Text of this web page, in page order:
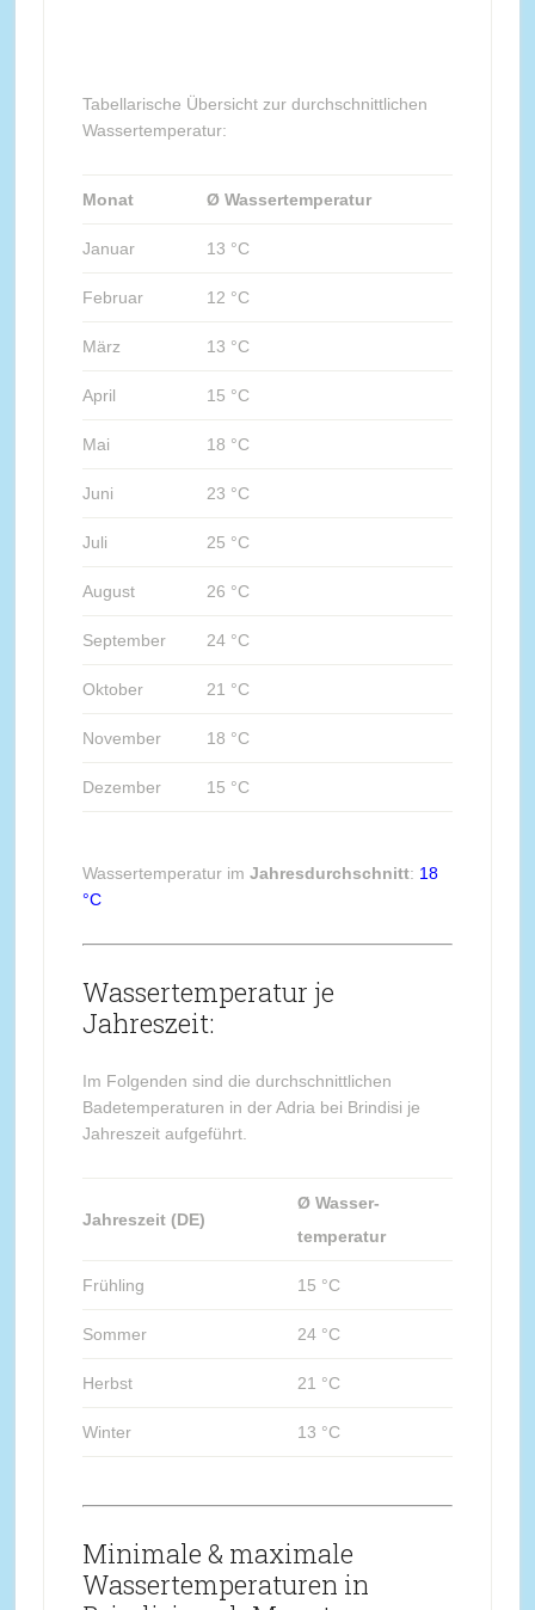
Tabellarische Übersicht zur durchschnittlichen
Wassertemperatur:
Monat Ø Wassertemperatur
Januar 13 °C
Februar 12 °C
März 13 °C
April 15 °C
Mai 18 °C
Juni 23 °C
Juli 25 °C
August 26 °C
September 24 °C
Oktober 21 °C
November 18 °C
Dezember 15 °C
Wassertemperatur im Jahresdurchschnitt: 18
°C
Wassertemperatur je
Jahreszeit:
Im Folgenden sind die durchschnittlichen
Badetemperaturen in der Adria bei Brindisi je
Jahreszeit aufgeführt.
Jahreszeit (DE)
Ø Wasser-
temperatur
Frühling 15 °C
Sommer 24 °C
Herbst 21 °C
Winter 13 °C
Minimale & maximale
Wassertemperaturen in